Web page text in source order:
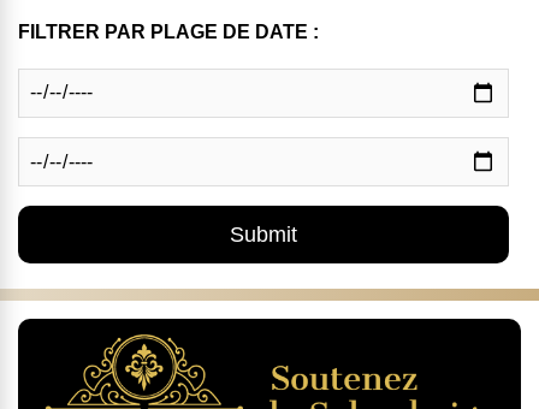
FILTRER PAR PLAGE DE DATE :